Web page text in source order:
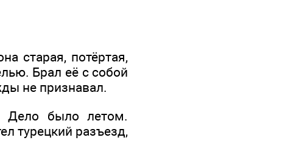
старая, потёртая,
Брал её с собой
не признавал.
Дело было летом.
турецкий разъезд,